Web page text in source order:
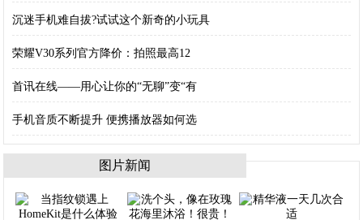
沉迷手机难自拔?试试这个新奇的小玩具
荣耀V30系列官方降价：拍照最高12
首讯在线——用心让你的“无聊”变“有
手机音质不断提升 便携播放器如何选
图片新闻